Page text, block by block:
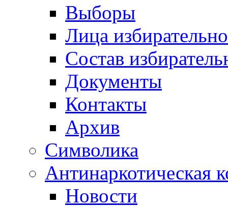
Выборы
Лица
Состав
Документы
Контакты
Архив
Символика
Антинаркотическая
Новости